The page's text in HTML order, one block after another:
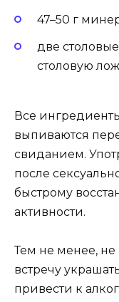
47–50 г
две
столовую
Все
выпиваются
свиданием.
после
быстрому
активности.
Тем не менее,
встречу
привести к